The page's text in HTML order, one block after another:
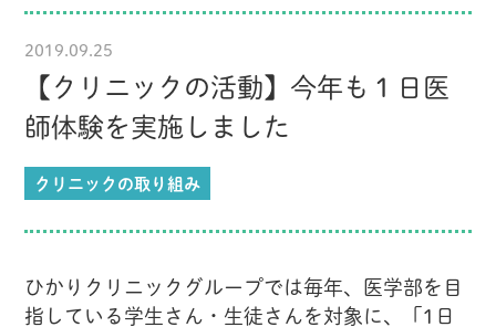
2019.09.25
【クリニックの活動】今年も１日医
師体験を実施しました
クリニックの取り組み
ひかりクリニックグループでは毎年、医学部を目
指している学生さん・生徒さんを対象に、「1日